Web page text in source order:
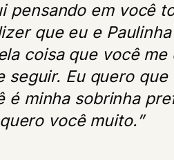
pensando em você
que eu e
coisa que você me
seguir. Eu quero que
é minha sobrinha
você muito.”